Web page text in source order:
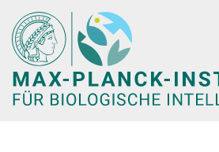
Hauptinhalt